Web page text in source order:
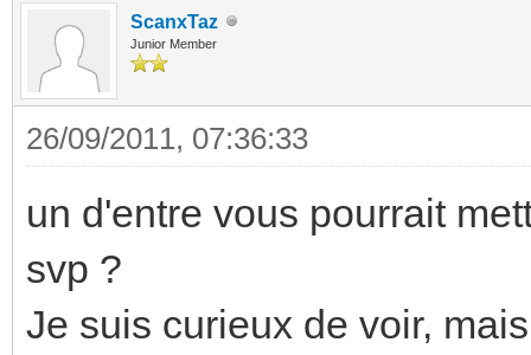
ScanxTaz
Junior Member
26/09/2011, 07:36:33
un d'entre vous pourrait
svp ?
Je suis curieux de voir,